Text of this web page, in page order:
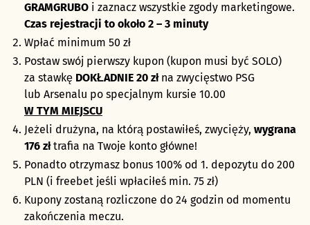
GRAMGRUBO i zaznacz wszystkie zgody marketingowe.
Czas rejestracji to około 2 – 3 minuty
Wpłać minimum 50 zł
Postaw swój pierwszy kupon (kupon musi być SOLO)
za stawkę DOKŁADNIE 20 złna zwycięstwo PSG
lub Arsenalu po specjalnym kursie 10.00
W TYM MIEJSCU
Jeżeli drużyna, na którą postawiłeś, zwycięży, wygrana
176 złtrafia na Twoje konto główne!
Ponadto otrzymasz bonus 100% od 1. depozytu do 200
PLN (i freebet jeśli wpłaciłeś min. 75 zł)
Kupony zostaną rozliczone do 24 godzin od momentu
zakończenia meczu.